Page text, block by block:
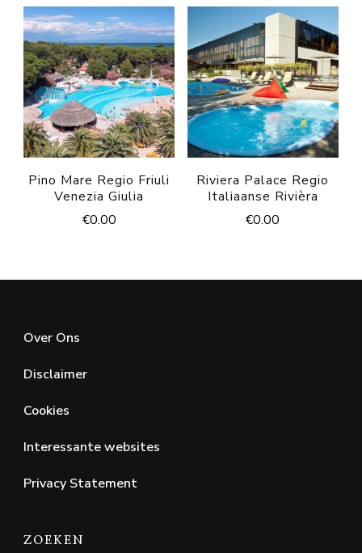
Pino Mare Regio Friuli
Venezia Giulia
€0.00
Riviera Palace Regio
Italiaanse Rivièra
€0.00
Over Ons
Disclaimer
Cookies
Interessante websites
Privacy Statement
ZOEKEN